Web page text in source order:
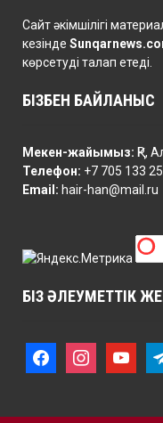
Сайт әкімшілігі
кезінде
көрсетуді талап етеді.
БІЗБЕН БАЙЛАНЫС
Мекен-жайымыз: ҚР,
Телефон: +7 705 133
Email: hair-han@mail.ru
БІЗ ӘЛЕУМЕТТІК
b
a
u
g